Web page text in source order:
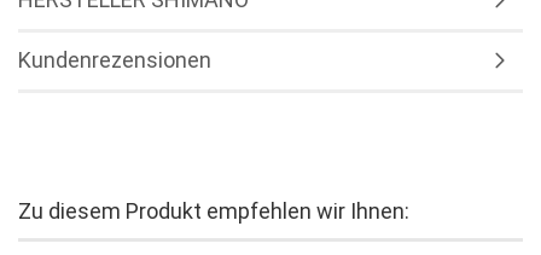
Kundenrezensionen
Zu diesem Produkt empfehlen wir Ihnen: